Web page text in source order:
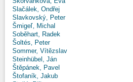
Slačálek, Ondřej
Slavkovský, Peter
Šmigeľ, Michal
Soběhart, Radek
Šoltés, Peter
Sommer, Vítězslav
Steinhübel, Ján
Štěpánek, Pavel
Štofaník, Jakub